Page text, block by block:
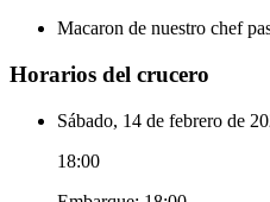
Macaron de nuestro chef
Horarios del crucero
Sábado, 14 de febrero de
18:00